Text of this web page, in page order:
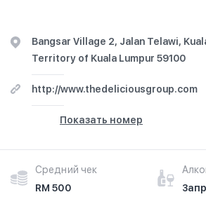
Bangsar Village 2, Jalan Telawi,
Territory of Kuala Lumpur 59100
http://www.thedeliciousgroup.com
Показать номер
Средний чек
RM 500